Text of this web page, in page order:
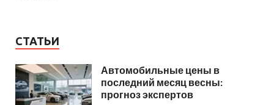
СТАТЬИ
Автомобильные цены в
последний месяц весны:
прогноз экспертов